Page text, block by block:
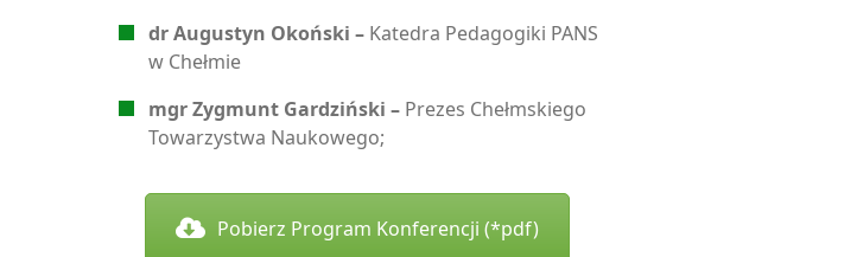
dr Augustyn Okoński – Katedra Pedagogiki PANS
w Chełmie
mgr Zygmunt Gardziński – Prezes Chełmskiego
Towarzystwa Naukowego;
Pobierz Program Konferencji (*pdf)